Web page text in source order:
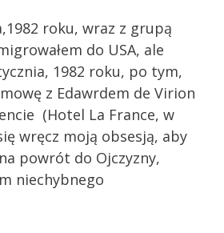
roku, wraz z grupą
do USA, ale
1982 roku, po tym,
z Edawrdem de Virion
(Hotel La France, w
wręcz moją obsesją, aby
powrót do Ojczyzny,
niechybnego